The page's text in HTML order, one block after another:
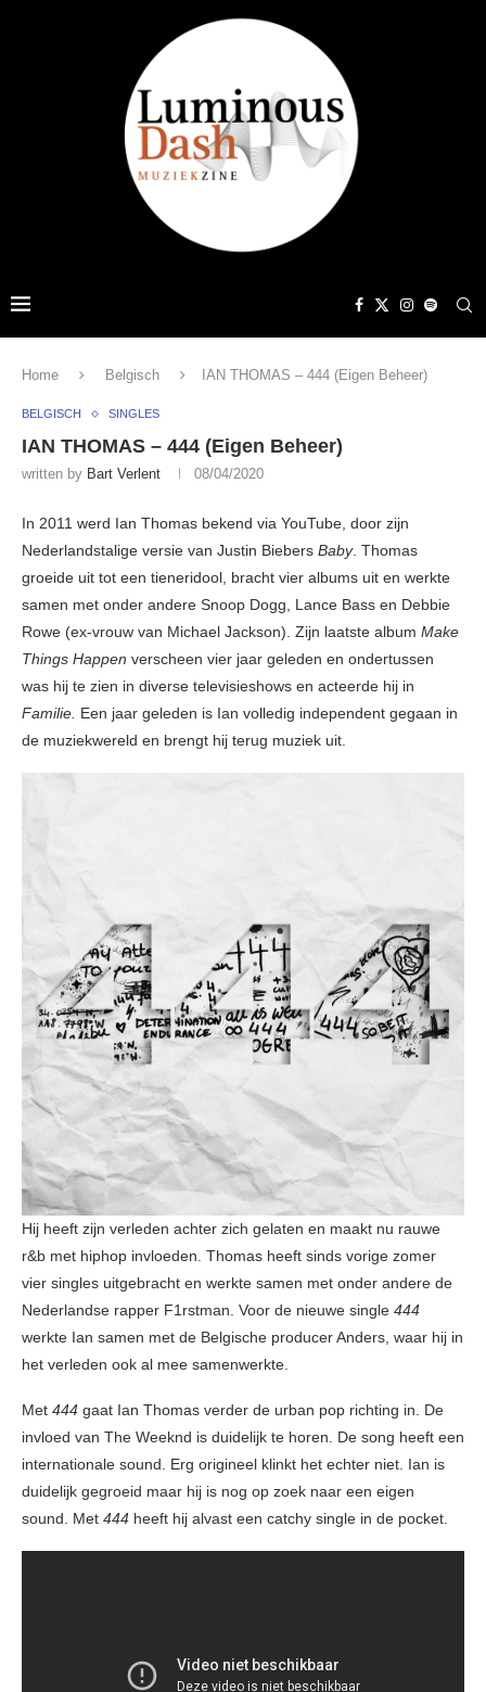
Home Belgisch IAN THOMAS – 444 (Eigen Beheer)
BELGISCH SINGLES
IAN THOMAS – 444 (Eigen Beheer)
written by Bart Verlent 08/04/2020
In 2011 werd Ian Thomas bekend via YouTube, door zijn
Nederlandstalige versie van Justin Biebers Baby. Thomas
groeide uit tot een tieneridool, bracht vier albums uit en werkte
samen met onder andere Snoop Dogg, Lance Bass en Debbie
Rowe (ex-vrouw van Michael Jackson). Zijn laatste album Make
Things Happen verscheen vier jaar geleden en ondertussen
was hij te zien in diverse televisieshows en acteerde hij in
Familie. Een jaar geleden is Ian volledig independent gegaan in
de muziekwereld en brengt hij terug muziek uit.
Hij heeft zijn verleden achter zich gelaten en maakt nu rauwe
r&b met hiphop invloeden. Thomas heeft sinds vorige zomer
vier singles uitgebracht en werkte samen met onder andere de
Nederlandse rapper F1rstman. Voor de nieuwe single 444
werkte Ian samen met de Belgische producer Anders, waar hij in
het verleden ook al mee samenwerkte.
Met 444 gaat Ian Thomas verder de urban pop richting in. De
invloed van The Weeknd is duidelijk te horen. De song heeft een
internationale sound. Erg origineel klinkt het echter niet. Ian is
duidelijk gegroeid maar hij is nog op zoek naar een eigen
sound. Met 444 heeft hij alvast een catchy single in de pocket.